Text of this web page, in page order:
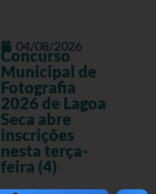
04/08/2026
Concurso
Municipal de
Fotografia
2026 de Lagoa
Seca abre
inscrições
nesta terça-
feira (4)